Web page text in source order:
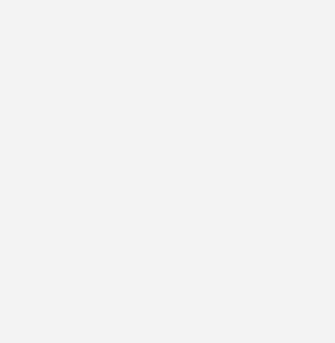
kann einfach in die AIV-Abdichtung
Der von oben höhenverstellbare
die exakt definierte Siphonposition machen
sicher. Die Duschfläche ist in 21
und rechteckigen Abmessungen
und Abflussverhalten
Duschen
spielen die